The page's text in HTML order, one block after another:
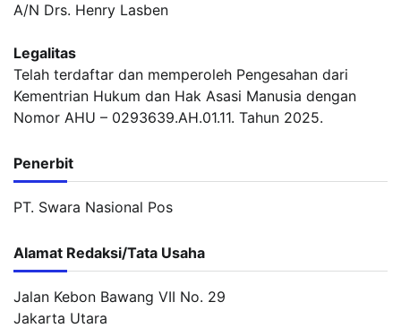
A/N Drs. Henry Lasben
Legalitas
Telah terdaftar dan memperoleh Pengesahan dari
Kementrian Hukum dan Hak Asasi Manusia dengan
Nomor AHU – 0293639.AH.01.11. Tahun 2025.
Penerbit
PT. Swara Nasional Pos
Alamat Redaksi/Tata Usaha
Jalan Kebon Bawang VII No. 29
Jakarta Utara